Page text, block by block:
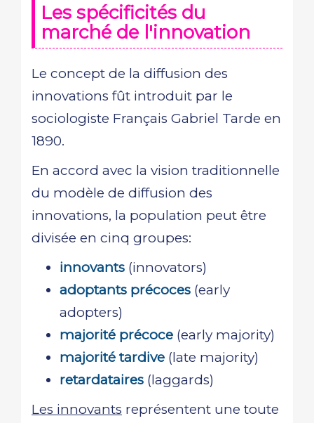
Les spécificités du
marché de l'innovation
Le concept de la diffusion des
innovations fût introduit par le
sociologiste Français Gabriel Tarde en
1890.
En accord avec la vision traditionnelle
du modèle de diffusion des
innovations, la population peut être
divisée en cinq groupes:
innovants (innovators)
adoptants précoces (early
adopters)
majorité précoce (early majority)
majorité tardive (late majority)
retardataires (laggards)
Les innovants représentent une toute